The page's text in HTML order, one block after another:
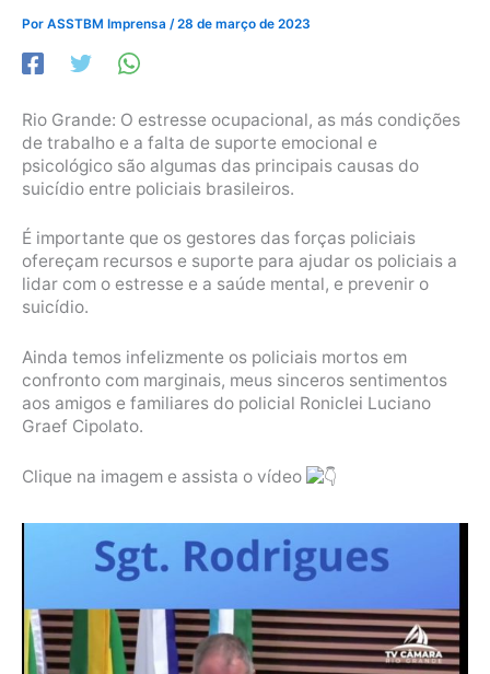
Por ASSTBM Imprensa /28 de março de 2023
Rio Grande: O estresse ocupacional, as más condições
de trabalho e a falta de suporte emocional e
psicológico são algumas das principais causas do
suicídio entre policiais brasileiros.
É importante que os gestores das forças policiais
ofereçam recursos e suporte para ajudar os policiais a
lidar com o estresse e a saúde mental, e prevenir o
suicídio.
Ainda temos infelizmente os policiais mortos em
confronto com marginais, meus sinceros sentimentos
aos amigos e familiares do policial Roniclei Luciano
Graef Cipolato.
Clique na imagem e assista o vídeo